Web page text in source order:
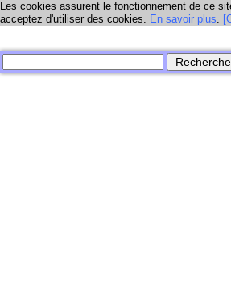
Les cookies assurent le fonctionnement de ce
acceptez d'utiliser des cookies. En savoir plus.